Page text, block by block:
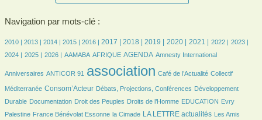
Navigation par mots-clé :
13/5181
2010 |
13/5181
2013 |
429/5181 2014 |
796/5181 2015 |
924/5181 2016 |
1193/5181 2017 |
1559/5181 2018 |
1584/5181 2019 |
1325/5181 2020 |
1362/5181 2021 |
979/5181 2022 |
1012/5181 2023 |
1010/5181
2024 |
976/5181
2025 |
858/5181 2026 |
186/5181 AAMABA
480/5181 AFRIQUE
1150/5181 AGENDA
12/5181 Amnesty International
93/5181
Anniversaires ANTICOR 91 association Café de l’Actualité Collectif
Méditerranée
1237/5181 Consom’Acteur
340/5181 Débats, Projections, Conférences
338/5181
Développement
Durable
128/5181Documentation
74/5181 Droit des Peuples
429/5181 Droits de l’Homme
76/5181 EDUCATION
18/5181
Evry
Palestine
181/5181France Bénévolat Essonne
59/5181 la Cimade
1655/5181 LA LETTRE actualités
50/5181
Les Amis